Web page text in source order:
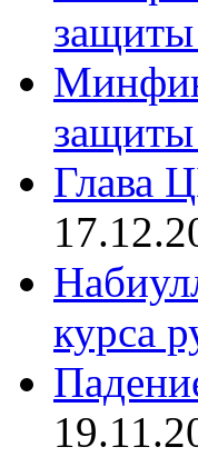
защиты
защиты
Глава
курса